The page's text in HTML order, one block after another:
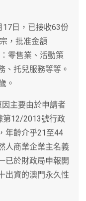
日，已接收63份
，批准金額
零售業、活動策
、托兒服務等等。
。
主要由於申請者
第12/2013號行政
年齡介乎21至44
人商業企業主名義
已於財政局申報開
出資的澳門永久性